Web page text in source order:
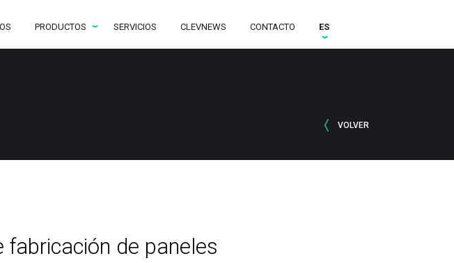
PRODUCTOS SERVICIOS CLEVNEWS CONTACTO ES
VOLVER
de paneles